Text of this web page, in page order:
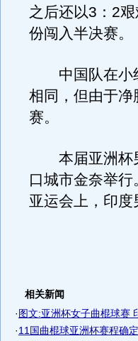
之后还以3：2
份闯入半决赛。
中国队在小组
相同，但由于
赛。
本届亚洲杯男
口城市金奈举
亚运会上，印度
相关新闻
·图文:亚洲杯女子曲棍球赛
·11国曲棍球亚洲杯赛程确